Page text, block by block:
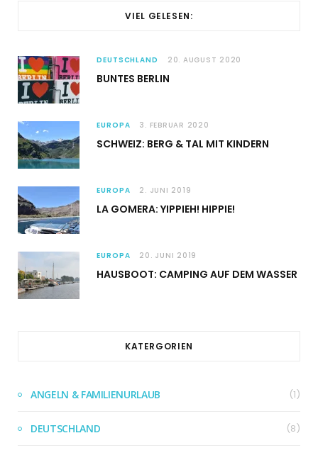
VIEL GELESEN:
DEUTSCHLAND 20. AUGUST 2020
BUNTES BERLIN
EUROPA 3. FEBRUAR 2020
SCHWEIZ: BERG & TAL MIT KINDERN
EUROPA 2. JUNI 2019
LA GOMERA: YIPPIEH! HIPPIE!
EUROPA 20. JUNI 2019
HAUSBOOT: CAMPING AUF DEM WASSER
KATERGORIEN
ANGELN & FAMILIENURLAUB (1)
DEUTSCHLAND (8)